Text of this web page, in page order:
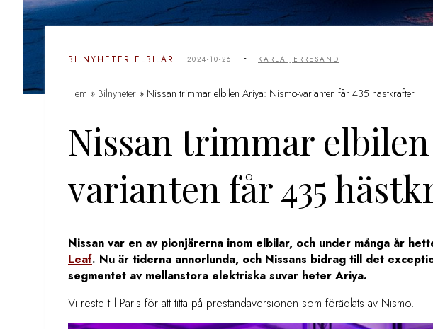
BILNYHETER ELBILAR 2024-10-26 - KARLA JERRESAND
Hem » Bilnyheter » Nissan trimmar elbilen Ariya: Nismo-varianten får 435 hästkrafter
Nissan trimmar
varianten får 435
Nissan var en av pionjärerna inom elbilar, och under många år
Leaf. Nu är tiderna annorlunda, och Nissans bidrag till det
segmentet av mellanstora elektriska suvar heter Ariya.
Vi reste till Paris för att titta på prestandaversionen som förädlats av Nismo.